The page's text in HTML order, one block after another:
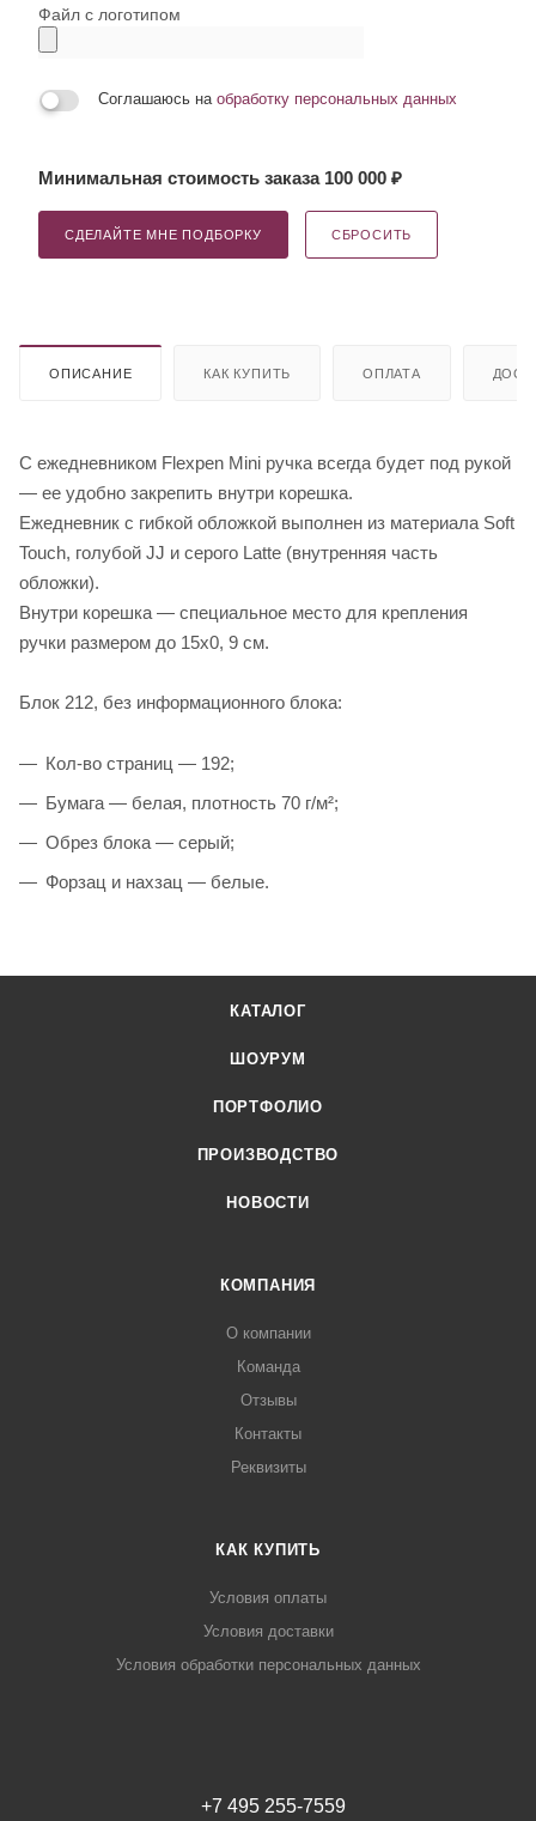
Файл с логотипом
Соглашаюсь на обработку персональных данных
Минимальная стоимость заказа 100 000 ₽
СДЕЛАЙТЕ МНЕ ПОДБОРКУ СБРОСИТЬ
ОПИСАНИЕ КАК КУПИТЬ ОПЛАТА
С ежедневником Flexpen Mini ручка всегда будет под рукой
— ее удобно закрепить внутри корешка.
Ежедневник с гибкой обложкой выполнен из материала Soft
Touch, голубой JJ и серого Latte (внутренняя часть
обложки).
Внутри корешка — специальное место для крепления
ручки размером до 15х0, 9 см.
Блок 212, без информационного блока:
Кол-во страниц — 192;
Бумага — белая, плотность 70 г/м²;
Обрез блока — серый;
Форзац и нахзац — белые.
КАТАЛОГ
ШОУРУМ
ПОРТФОЛИО
ПРОИЗВОДСТВО
НОВОСТИ
КОМПАНИЯ
О компании
Команда
Отзывы
Контакты
Реквизиты
КАК КУПИТЬ
Условия оплаты
Условия доставки
Условия обработки персональных данных
+7 495 255-7559